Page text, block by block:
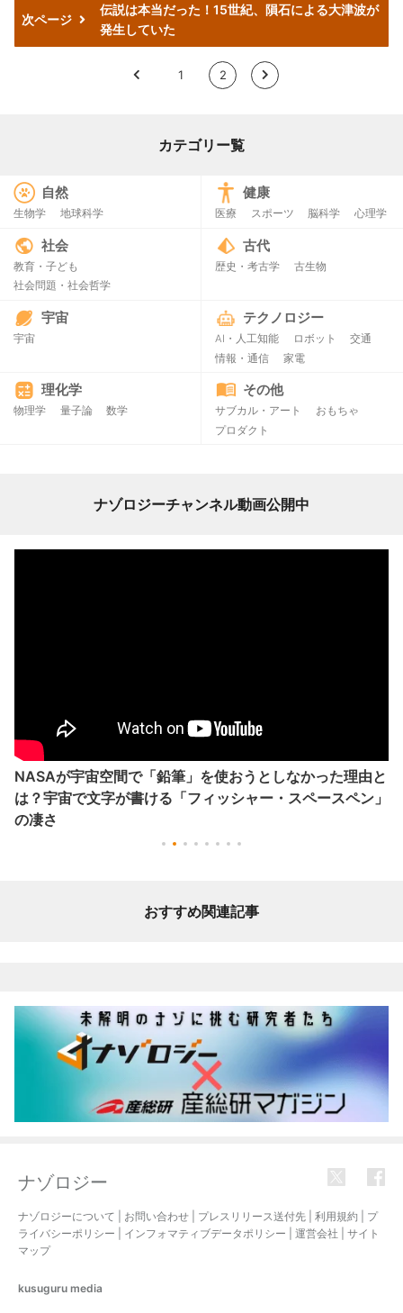
次ページ
伝説は本当だった！15世紀、隕石による大津波が
発生していた
< 1 2 >
カテゴリー覧
自然
生物学 地球科学
健康
医療 スポーツ 脳科学 心理学
社会
教育・子ども
社会問題・社会哲学
古代
歴史・考古学 古生物
宇宙
宇宙
テクノロジー
AI・人工知能 ロボット
交通
情報・通信
家電
理化学
物理学 量子論 数学
その他
サブカル・アート
おもちゃ
プロダクト
ナゾロジーチャンネル動画公開中
NASAが宇宙空間で「鉛筆」を使おうとしなかった理由と
は？宇宙で文字が書ける「フィッシャー・スペースペン」
の凄さ
おすすめ関連記事
ナゾロジー
ナゾロジーについて お問い合わせ プレスリリース送付先 利用規約
プ
ライバシーポリシー
インフォマティブデータポリシー 運営会社
サイト
マップ
kusuguru media